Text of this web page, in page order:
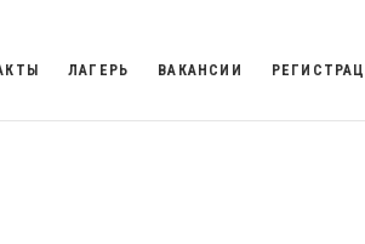
ЛАГЕРЬ ВАКАНСИИ